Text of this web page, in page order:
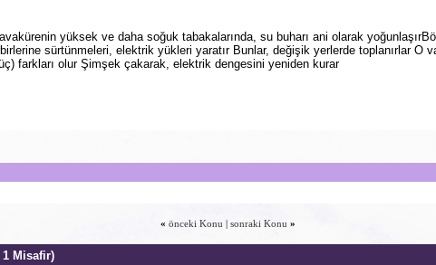
yüksek ve daha soğuk tabakalarında, su buharı ani olarak
sürtünmeleri, elektrik yükleri yaratır Bunlar, değişik yerlerde toplanırlar O
farkları olur Şimşek çakarak, elektrik dengesini yeniden kurar
« önceki Konu |sonraki Konu »
1 Misafir)